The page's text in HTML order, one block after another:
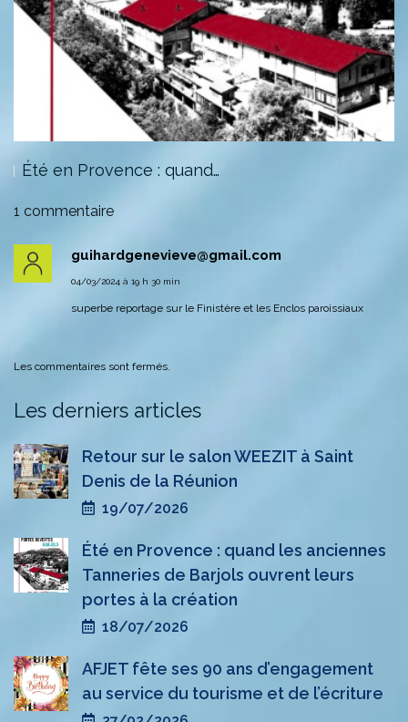
Été en Provence : quand…
1 commentaire
guihardgenevieve@gmail.com
04/03/2024 à 19 h 30 min
superbe reportage sur le Finistère et les Enclos paroissiaux
Les commentaires sont fermés.
Les derniers articles
Retour sur le salon WEEZIT à Saint
Denis de la Réunion
19/07/2026
Été en Provence : quand les anciennes
Tanneries de Barjols ouvrent leurs
portes à la création
18/07/2026
AFJET fête ses 90 ans d’engagement
au service du tourisme et de l’écriture